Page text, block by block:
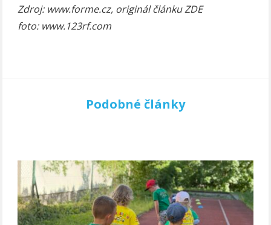
Zdroj: www.forme.cz, originál článku ZDE
foto: www.123rf.com
Podobné články